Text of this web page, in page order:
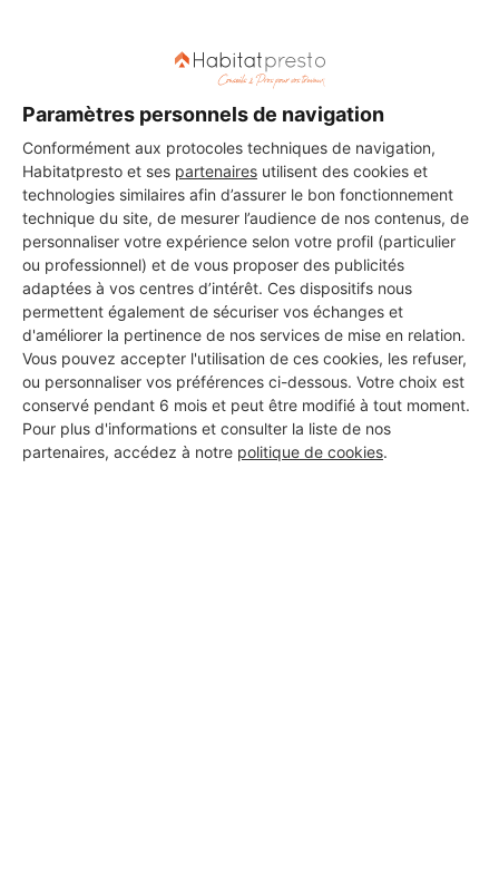
Paramètres personnels de navigation
Conformément aux protocoles techniques de navigation,
Habitatpresto et ses partenaires utilisent des cookies et
technologies similaires afin d’assurer le bon fonctionnement
technique du site, de mesurer l’audience de nos contenus, de
personnaliser votre expérience selon votre profil (particulier
ou professionnel) et de vous proposer des publicités
adaptées à vos centres d’intérêt. Ces dispositifs nous
permettent également de sécuriser vos échanges et
d'améliorer la pertinence de nos services de mise en relation.
Vous pouvez accepter l'utilisation de ces cookies, les refuser,
ou personnaliser vos préférences ci-dessous. Votre choix est
conservé pendant 6 mois et peut être modifié à tout moment.
Pour plus d'informations et consulter la liste de nos
partenaires, accédez à notre politique de cookies.
CHERCHER ?
Vous souhaitez réaliser des travaux et ne savez quel professionnel
choisir ? Demandez des devis travauxauprès de notre réseau de 5 000
professionnels partout en France.
DEMANDER UN DEVIS